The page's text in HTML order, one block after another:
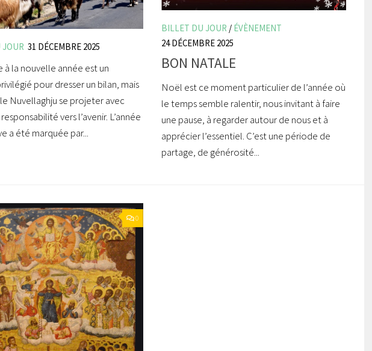
31 DÉCEMBRE 2025
à la nouvelle année est un
pour dresser un bilan, mais
Nuvellaghju se projeter avec
vers l’avenir. L’année
a été marquée par...
BILLET DU JOUR / ÉVÈNEMENT
24 DÉCEMBRE 2025
BON NATALE
Noël est ce moment particulier de l’année où
le temps semble ralentir, nous invitant à faire
une pause, à regarder autour de nous et à
apprécier l’essentiel. C’est une période de
partage, de générosité...
0